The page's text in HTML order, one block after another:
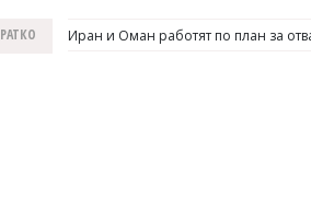
Иран и Оман работят по план за